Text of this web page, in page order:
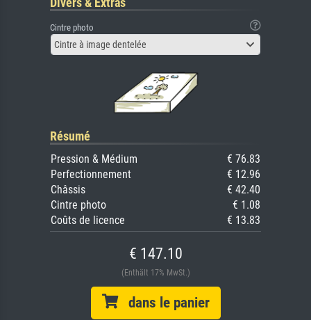
Cintre photo
Cintre à image dentelée
Résumé
Pression & Médium
€ 76.83
Perfectionnement
€ 12.96
Châssis
€ 42.40
Cintre photo
€ 1.08
Coûts de licence
€ 13.83
€ 147.10
(Enthält 17% MwSt.)
dans le panier